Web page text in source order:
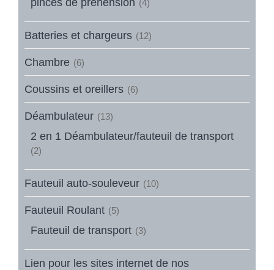
(4)
Batteries et chargeurs (12)
Chambre (6)
Coussins et oreillers (6)
Déambulateur (13)
2 en 1 Déambulateur/fauteuil de transport
(2)
Fauteuil auto-souleveur (10)
Fauteuil Roulant (5)
Fauteuil de transport (3)
Lien pour les sites internet de nos